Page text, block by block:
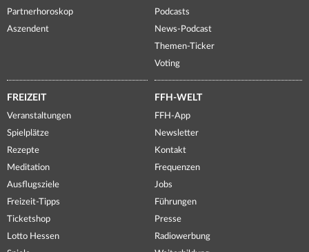
Partnerhoroskop
Aszendent
Podcasts
News-Podcast
Themen-Ticker
Voting
FREIZEIT
Veranstaltungen
Spielplätze
Rezepte
Meditation
Ausflugsziele
Freizeit-Tipps
Ticketshop
Lotto Hessen
FFH-WELT
FFH-App
Newsletter
Kontakt
Frequenzen
Jobs
Führungen
Presse
Radiowerbung